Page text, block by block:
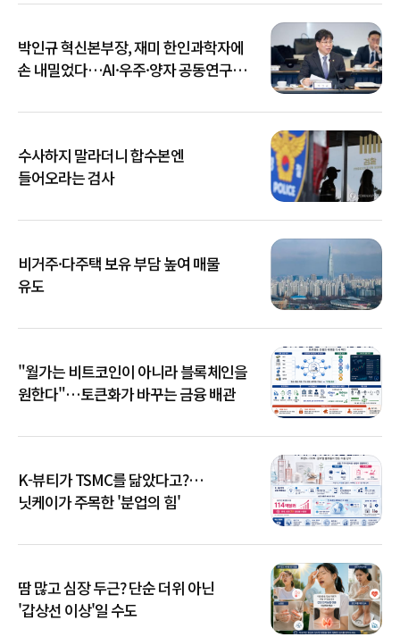
박인규 혁신본부장, 재미 한인과학자에
손 내밀었다…AI·우주·양자 공동연구
수사하지 말라더니 합수본엔
들어오라는 검사
비거주·다주택 보유 부담 높여 매물
유도
"월가는 비트코인이 아니라 블록체인을
원한다"…토큰화가 바꾸는 금융 배관
K-뷰티가 TSMC를 닮았다고?…
닛케이가 주목한 '분업의 힘'
땀 많고 심장 두근? 단순 더위 아닌
'갑상선 이상'일 수도